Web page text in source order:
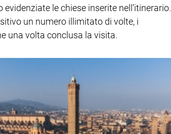
le chiese inserite nell’itinerario.
un numero illimitato di volte, i
una volta conclusa la visita.